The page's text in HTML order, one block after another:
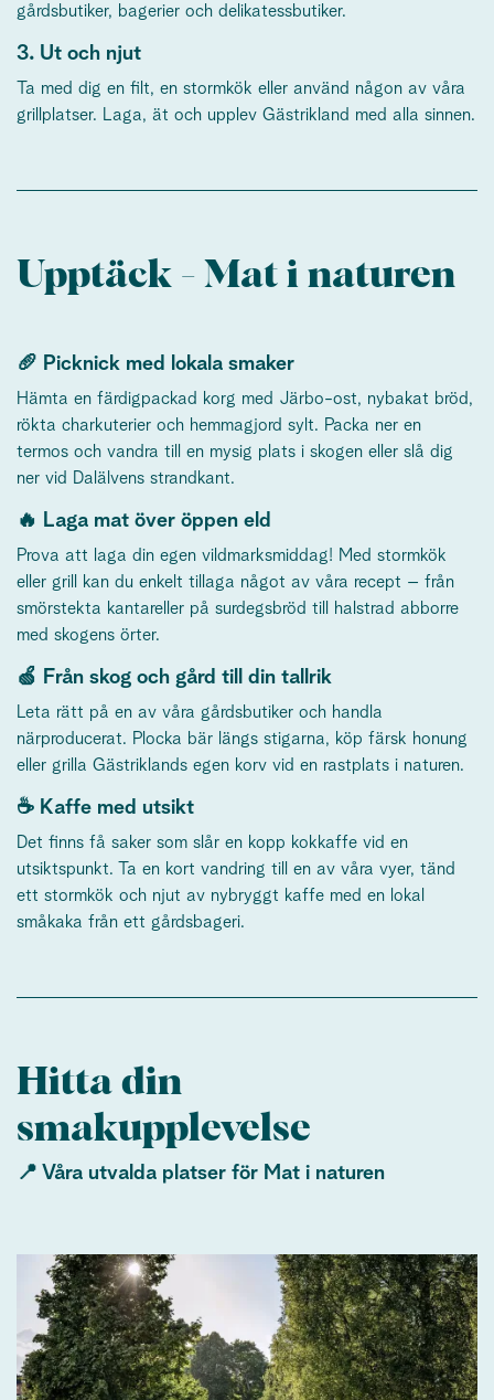
gårdsbutiker, bagerier och delikatessbutiker.
3. Ut och njut
Ta med dig en filt, en stormkök eller använd någon av våra
grillplatser. Laga, ät och upplev Gästrikland med alla sinnen.
Upptäck - Mat i naturen
🥖 Picknick med lokala smaker
Hämta en färdigpackad korg med Järbo-ost, nybakat bröd,
rökta charkuterier och hemmagjord sylt. Packa ner en
termos och vandra till en mysig plats i skogen eller slå dig
ner vid Dalälvens strandkant.
🔥 Laga mat över öppen eld
Prova att laga din egen vildmarksmiddag! Med stormkök
eller grill kan du enkelt tillaga något av våra recept – från
smörstekta kantareller på surdegsbröd till halstrad abborre
med skogens örter.
🍏 Från skog och gård till din tallrik
Leta rätt på en av våra gårdsbutiker och handla
närproducerat. Plocka bär längs stigarna, köp färsk honung
eller grilla Gästriklands egen korv vid en rastplats i naturen.
☕ Kaffe med utsikt
Det finns få saker som slår en kopp kokkaffe vid en
utsiktspunkt. Ta en kort vandring till en av våra vyer, tänd
ett stormkök och njut av nybryggt kaffe med en lokal
småkaka från ett gårdsbageri.
Hitta din
smakupplevelse
📍 Våra utvalda platser för Mat i naturen